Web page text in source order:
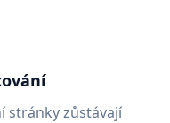
stránky zůstávají